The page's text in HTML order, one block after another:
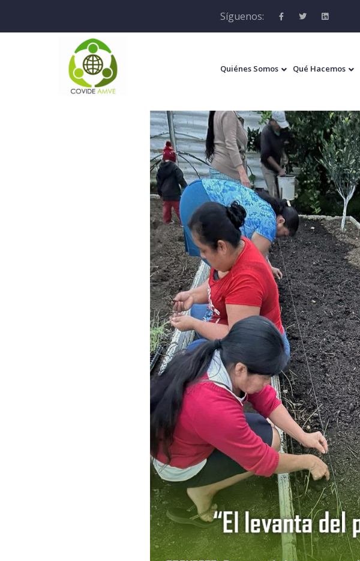
Síguenos:
Quiénes Somos Qué Hacemos